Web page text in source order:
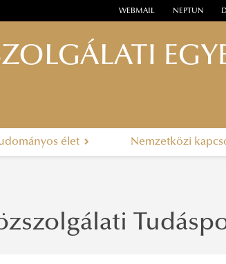
WEBMAIL NEPTUN
élet Nemzetközi